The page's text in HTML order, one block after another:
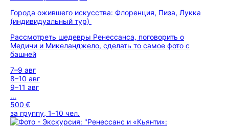
Города ожившего искусства: Флоренция, Пиза, Лукка
(индивидуальный тур)
Рассмотреть шедевры Ренессанса, поговорить о
Медичи и Микеланджело, сделать то самое фото с
башней
7–9 авг
8–10 авг
9–11 авг
...
500 €
за группу, 1–10 чел.